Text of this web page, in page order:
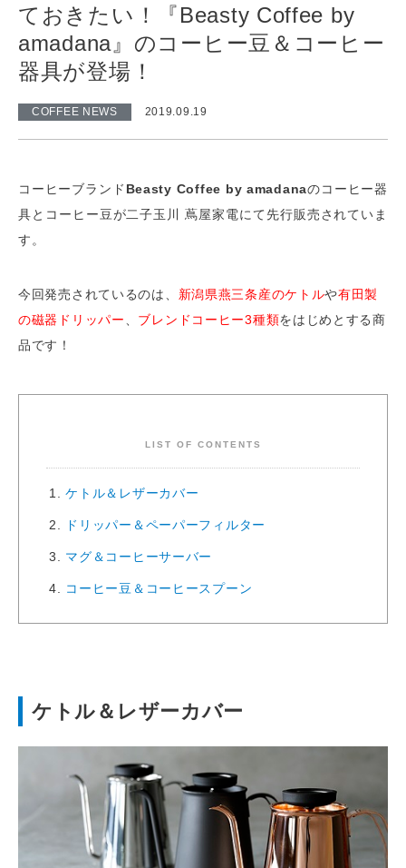
ておきたい！『Beasty Coffee by
amadana』のコーヒー豆＆コーヒー
器具が登場！
COFFEE NEWS 2019.09.19
コーヒーブランド Beasty Coffee by amadanaのコーヒー器
具とコーヒー豆が二子玉川 蔦屋家電にて先行販売されていま
す。
今回発売されているのは、 新潟県燕三条産のケトルや有田製
の磁器ドリッパー
ブレンドコーヒー3種類をはじめとする商
品です！
LIST OF CONTENTS
ケトル＆レザーカバー
ドリッパー＆ペーパーフィルター
マグ＆コーヒーサーバー
コーヒー豆＆コーヒースプーン
ケトル＆レザーカバー